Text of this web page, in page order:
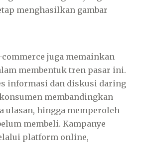
menghasilkan gambar
commerce juga memainkan
membentuk tren pasar ini.
informasi dan diskusi daring
membandingkan
ulasan, hingga memperoleh
membeli. Kampanye
platform online,